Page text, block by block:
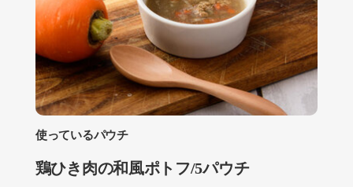
使っているパウチ
鶏ひき肉の和風ポトフ/5パウチ